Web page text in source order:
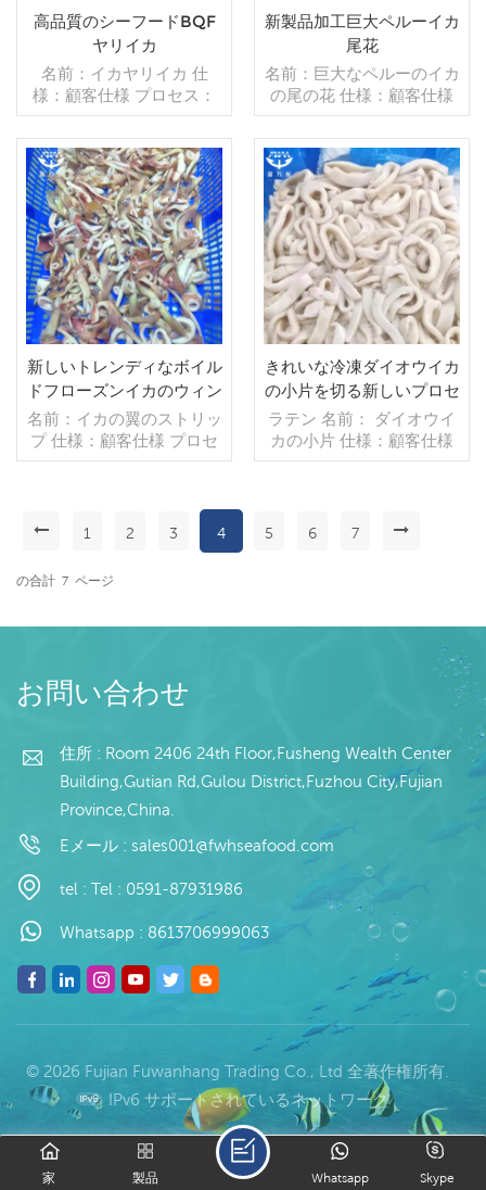
起源：中国 ブランド：fu
wan hang
起源：中国 ブランド：fu
wan hang
高品質のシーフードBQF
ヤリイカ
名前：イカヤリイカ 仕
様：顧客仕様 プロセス：
全体を軽くする グレージ
ング：BQF 40％（カスタ
マイズ可能） 包装：1kg/
バッグ,10kg /織りバッグ
（カスタマイズ可能） 販
売モデル：卸売/輸出 min .
注文：20フィートコンテ
ナ/40フィートコンテナ 支
払い：TT/С確認された取
消不能のLCを一目で 発
送：入金確認後20日以内
起源：中国 ブランド：fu
wang hang 販売モデル：
卸売/輸出 支払い：TT/С確
認された取消不能のLCを
一目で 発送：入金確認後
20日以内
続きを読む
新製品加工巨大ペルーイカ
尾花
名前：巨大なペルーのイカ
の尾の花 仕様：顧客仕様
プロセス：ボイルド,カッ
ト グレージング：BQF
40％（カスタマイズ可
能） 包装：1kg/バッ
グ,10kg /織りバッグ（カ
スタマイズ可能） 販売モ
デル：卸売/輸出 min .注
文：20フィートコンテ
ナ/40フィートコンテナ 支
払い：TT/С確認された取
消不能のLCを一目で 発
送：入金確認後20日以内
起源：中国 ブランド：fu
wan hang
続きを読む
新しいトレンディなボイル
ドフローズンイカのウィン
グストリップ
名前：イカの翼のストリッ
プ 仕様：顧客仕様 プロセ
ス：ブランチング,カット
（カスタマイズ可能） 包
装：1kg/バッグ,10kg /織
りバッグ（カスタマイズ可
能） 販売モデル：卸売/輸
出 min .注文：20フィート
で 発送：入金確認後20日
以内 起源：中国 ブラン
きれいな冷凍ダイオウイカ
の小片を切る新しいプロセ
ス
ラテン 名前： ダイオウイ
カの小片 仕様：顧客仕様
プロセス：ゆで グレージ
バッグ,10kg /織りバッグ
消不能のLCを一目で 発
送：入金確認後20日以内
1 2 3 4 5 6 7
の合計 7 ページ
お問い合わせ
住所 : Room 2406 24th Floor,Fusheng Wealth Center
Building,Gutian Rd,Gulou District,Fuzhou City,Fujian
Province,China.
Eメール : sales001@fwhseafood.com
tel : Tel : 0591-87931986
Whatsapp : 8613706999063
© 2026 Fujian Fuwanhang Trading Co., Ltd 全著作権所有.
IPv6 サポートされているネットワーク
家 製品 Skype
Whatsapp